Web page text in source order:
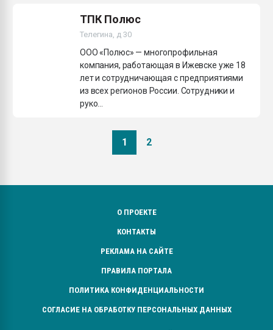
ТПК Полюс
Телегина, д 30
ООО «Полюс» — многопрофильная
компания, работающая в Ижевске уже 18
лет и сотрудничающая с предприятиями
из всех регионов России. Сотрудники и
руко...
1 2
О ПРОЕКТЕ
КОНТАКТЫ
РЕКЛАМА НА САЙТЕ
ПРАВИЛА ПОРТАЛА
ПОЛИТИКА КОНФИДЕНЦИАЛЬНОСТИ
СОГЛАСИЕ НА ОБРАБОТКУ ПЕРСОНАЛЬНЫХ ДАННЫХ